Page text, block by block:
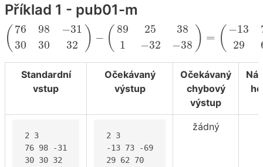
Příklad 1 - pub01-m
( 76 98 −31
30
30 32 ) − ( 89 25
38
1
−32 −38 ) = ( −13
29
7698 −31 303032 −( 89 38 32− 38 (− 1373
Standardní
vstup
Očekávaný
výstup
Očekávaný
chybový
výstup
2 3
76 98 -31
30 30 32
2 3
-13 73 -69
29 62 70
žádný